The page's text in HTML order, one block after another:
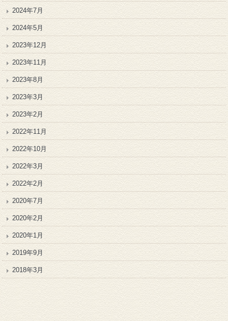
2024年7月
2024年5月
2023年12月
2023年11月
2023年8月
2023年3月
2023年2月
2022年11月
2022年10月
2022年3月
2022年2月
2020年7月
2020年2月
2020年1月
2019年9月
2018年3月